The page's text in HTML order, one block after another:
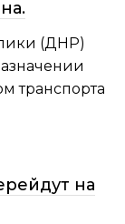
(ДНР)
транспорта
на